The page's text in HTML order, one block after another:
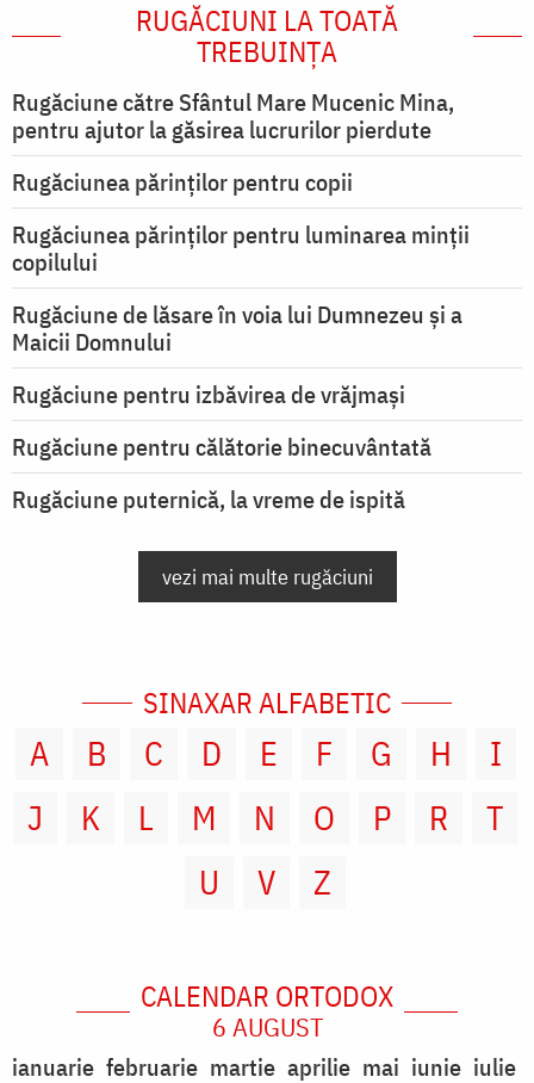
RUGĂCIUNI LA TOATĂ
TREBUINȚA
Rugăciune către Sfântul Mare Mucenic Mina,
pentru ajutor la găsirea lucrurilor pierdute
Rugăciunea părinților pentru copii
Rugăciunea părinților pentru luminarea minţii
copilului
Rugăciune de lăsare în voia lui Dumnezeu şi a
Maicii Domnului
Rugăciune pentru izbăvirea de vrăjmași
Rugăciune pentru călătorie binecuvântată
Rugăciune puternică, la vreme de ispită
vezi mai multe rugăciuni
SINAXAR ALFABETIC
A B C D E F G H
I
J
K L M N O P R
T
U
V Z
CALENDAR ORTODOX
6 AUGUST
ianuarie februarie martie aprilie mai iunie iulie